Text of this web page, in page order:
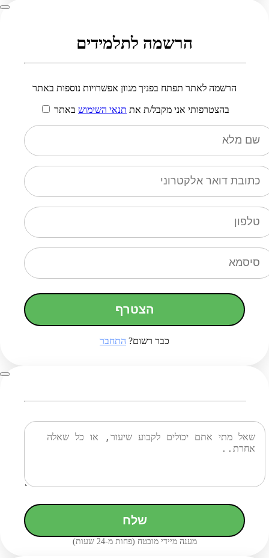
הרשמה לתלמידים
הרשמה לאתר תפתח בפניך מגוון אפשרויות נוספות באתר
בהצטרפותי אני מקבל/ת את תנאי השימוש באתר
הצטרף
כבר רשום? התחבר
שלח
מענה מיידי מובטח (פחות מ-24 שעות)